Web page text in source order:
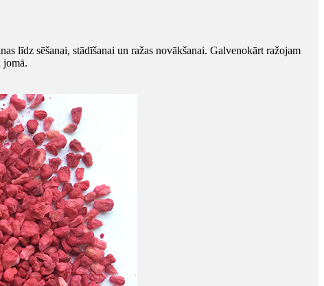
līdz sēšanai, stādīšanai un ražas novākšanai. Galvenokārt ražojam
jomā.